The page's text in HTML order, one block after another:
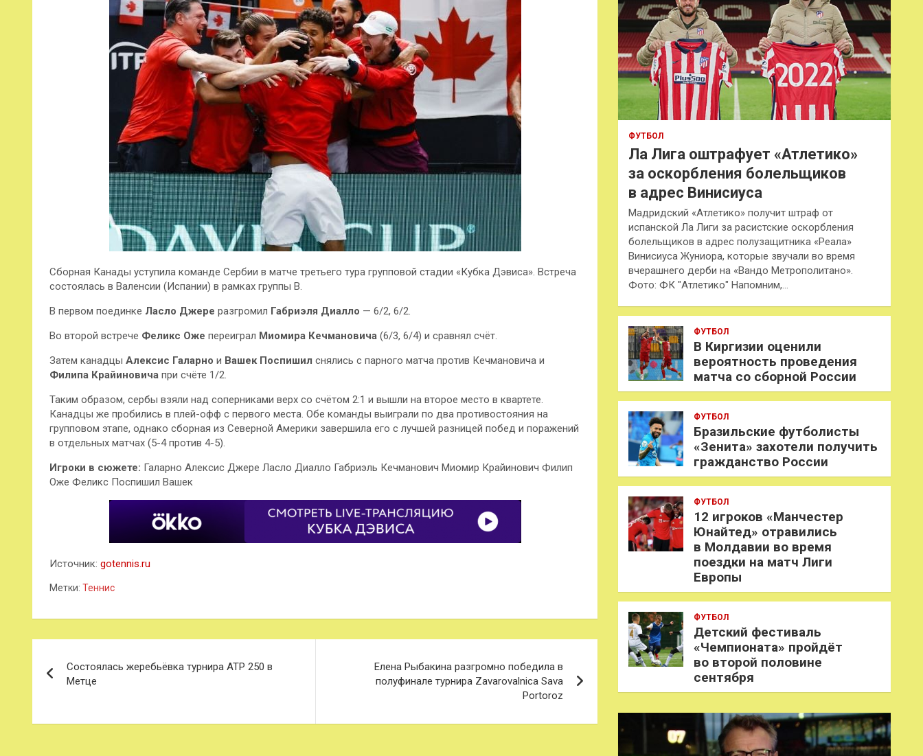
Сборная Канады уступила команде Сербии в матче третьего тура групповой стадии «Кубка Дэвиса» . Встреча
состоялась в Валенсии (Испании) в рамках группы B .
В первом поединке Ласло Джере разгромил Габриэля Диалло — 6/2, 6/2.
Во второй встрече Феликс Оже переиграл Миомира Кечмановича (6/3, 6/4) и сравнял счёт.
Затем канадцы Алексис Галарно и Вашек Поспишил снялись с парного матча против Кечмановича и
Филипа Крайиновича при счёте 1/2.
Таким образом, сербы взяли над соперниками верх со счётом 2:1 и вышли на второе место в квартете.
Канадцы же пробились в плей-офф с первого места. Обе команды выиграли по два противостояния на
групповом этапе, однако сборная из Северной Америки завершила его с лучшей разницей побед и поражений
в отдельных матчах (5-4 против 4-5).
Игроки в сюжете: Галарно Алексис Джере Ласло Диалло Габриэль Кечманович Миомир Крайинович Филип
Оже Феликс Поспишил Вашек
Источник: gotennis.ru
Метки: Теннис
по
Состоялась жеребьёвка турнира ATP 250 в
Метце
Елена Рыбакина разгромно победила в
полуфинале турнира Zavarovalnica Sava
Portoroz
ФУТБОЛ
Ла Лига оштрафует «Атлетико»
за оскорбления болельщиков
в адрес Винисиуса
Мадридский «Атлетико» получит штраф от
испанской Ла Лиги за расистские оскорбления
болельщиков в адрес полузащитника «Реала»
Винисиуса Жуниора, которые звучали во время
вчерашнего дерби на «Вандо Метрополитано».
Фото: ФК "Атлетико" Напомним,…
ФУТБОЛ
В Киргизии оценили
вероятность проведения
матча со сборной России
ФУТБОЛ
Бразильские футболисты
«Зенита» захотели получить
гражданство России
ФУТБОЛ
12 игроков «Манчестер
Юнайтед» отравились
в Молдавии во время
поездки на матч Лиги
Европы
ФУТБОЛ
Детский фестиваль
«Чемпионата» пройдёт
во второй половине
сентября